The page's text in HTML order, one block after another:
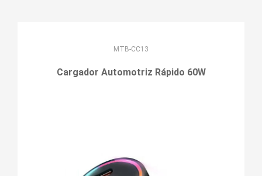
MTB-CC13
Cargador Automotriz Rápido 60W